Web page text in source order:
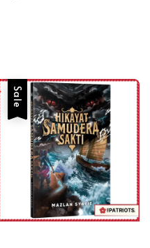
Sale